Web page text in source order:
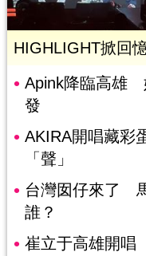
HIGHLIGHT掀回
Apink降臨高雄
發
AKIRA開唱藏彩
「聲」
台灣囡仔來了
誰？
崔立于高雄開